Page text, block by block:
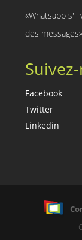
«Whatsapp
des
Facebook
Twitter
Linkedin